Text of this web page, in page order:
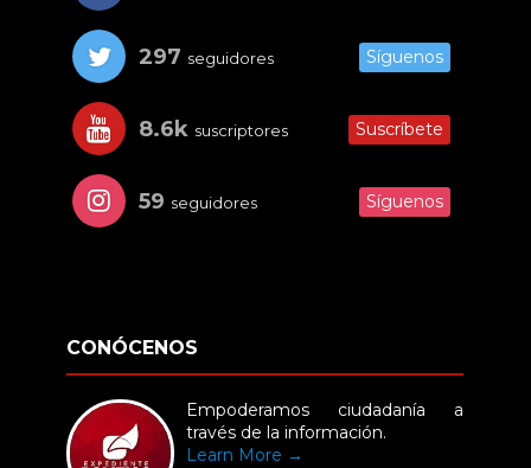
297 seguidores Síguenos
8.6k suscriptores Suscríbete
59 seguidores Síguenos
CONÓCENOS
Empoderamos ciudadanía a
través de la información.
Learn More →